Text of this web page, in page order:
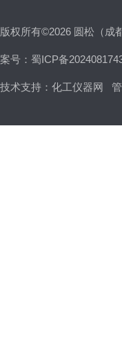
版权所有©2026 圆松（
案号：蜀ICP备
技术支持： 化工仪器网